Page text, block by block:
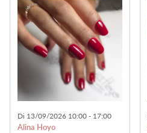
Di 13/09/2026 10:00 - 17:00
Alina Hoyo